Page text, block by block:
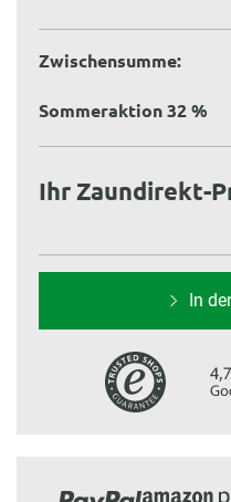
Zwischensumme:
Sommeraktion 32 %
Ihr Zaundirekt-
In